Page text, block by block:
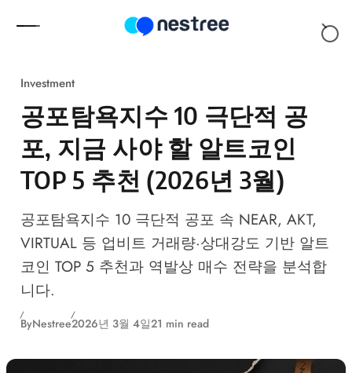
Investment
공포탐욕지수 10 극단적 공
포, 지금 사야 할 알트코인
TOP 5 추천 (2026년 3월)
공포탐욕지수 10 극단적 공포 속 NEAR, AKT,
VIRTUAL 등 업비트 거래량·상대강도 기반 알트
코인 TOP 5 추천과 역발상 매수 전략을 분석합
니다.
ByNestree2026년 3월 4일21 min read